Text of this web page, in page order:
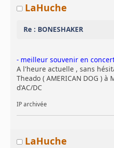
LaHuche
Re : BONESHAKER
- meilleur souvenir en
A l'heure actuelle , sans
Theado ( AMERICAN DOG )
d'AC/DC
IP archivée
LaHuche